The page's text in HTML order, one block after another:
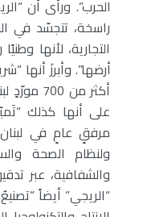
الحرب”. ورأى أن
راسخة، تتجسّد في
التجارية، لأنها
أرضها”. وأبرزَ أنها
أكثر من 700 مورّدٍ لبناني يحرّكون عجلة الاقتصاد”.
على أنها كذلك
ولنظام الصحة
والشفافية، عبر
“الريجي” أيضاً